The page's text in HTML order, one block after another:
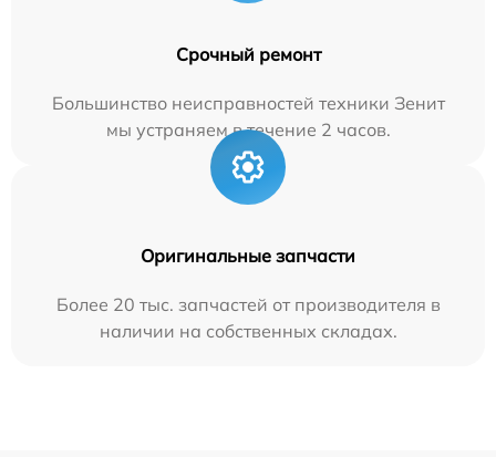
Срочный ремонт
Большинство неисправностей техники Зенит
мы устраняем в течение 2 часов.
Оригинальные запчасти
Более 20 тыс. запчастей от производителя в
наличии на собственных складах.